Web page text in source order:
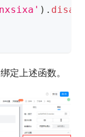
) .
定上述函数。